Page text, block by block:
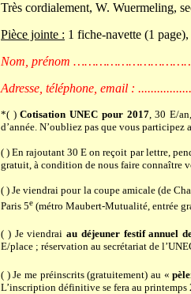
Très cordialement, W. Wuermeling,
Pièce jointe : 1 fiche-navette (1
Nom, prénom
Adresse, téléphone, email :
*( )Cotisation UNEC pour 2017, 30 E/
d’année. N’oubliez pas que vous participez
( )En rajoutant 30 E on reçoit par lettre,
gratuit, à condition de nous faire
( ) Je viendrai pour la coupe amicale (de
Paris 5e (métro Maubert-Mutualité, entrée
( ) Je viendraiau déjeuner festif annuel
E/place ; réservation au secrétariat de
( ) Je me préinscrits (gratuitement) au «
L’inscription définitive se fera au printemps